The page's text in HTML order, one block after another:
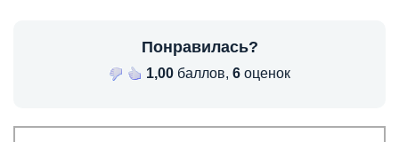
Понравилась?
1,00 баллов, 6 оценок